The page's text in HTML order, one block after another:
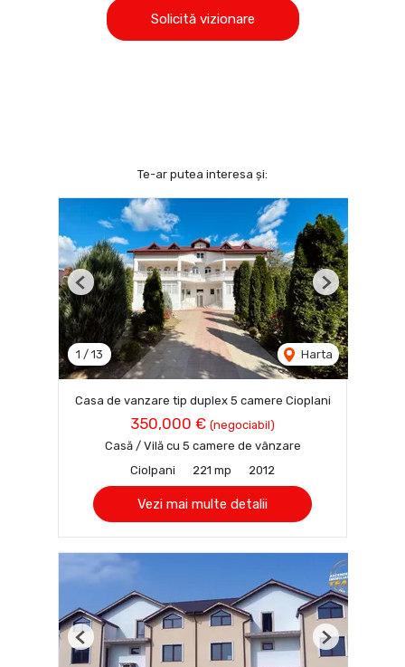
Solicită vizionare
Te-ar putea interesa și:
1 / 13 Harta
Previous Next
Casa de vanzare tip duplex 5 camere Cioplani
350,000 € (negociabil)
Casă / Vilă cu 5 camere de vânzare
Ciolpani
221 mp 2012
Vezi mai multe detalii
Previous Next